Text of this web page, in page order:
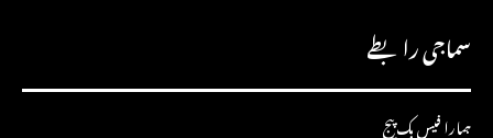
سماجی رابطے
ہمارا فیس بک پیج